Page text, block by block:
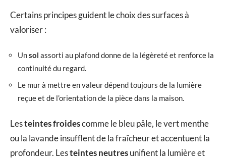
Certains principes guident le choix des surfaces à
valoriser :
Unsol assorti au plafond donne de la légèreté et renforce la
continuité du regard.
Le mur à mettre en valeur dépend toujours de la lumière
reçue et de l’orientation de la pièce dans la maison.
Lesteintes froidescomme le bleu pâle, le vert menthe
ou la lavande insufflent de la fraîcheur et accentuent la
profondeur. Lesteintes neutresunifient la lumière et